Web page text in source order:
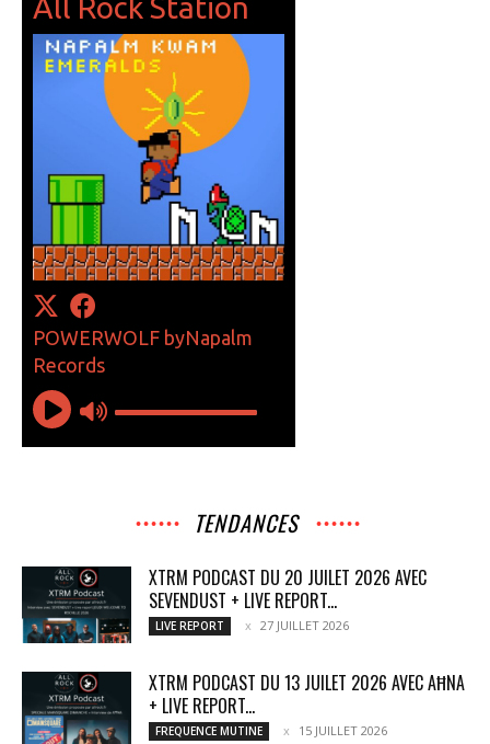
TENDANCES
XTRM PODCAST DU 20 JUILET 2026 AVEC
SEVENDUST + LIVE REPORT...
LIVE REPORT 27 JUILLET 2026
XTRM PODCAST DU 13 JUILET 2026 AVEC AĦNA
+ LIVE REPORT...
FREQUENCE MUTINE 15 JUILLET 2026